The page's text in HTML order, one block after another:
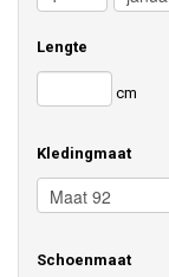
Lengte
cm
Kledingmaat
Schoenmaat